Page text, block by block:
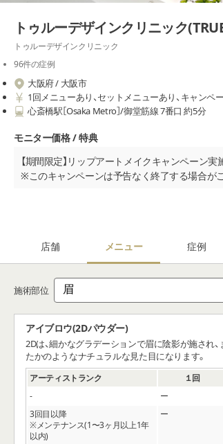
トゥルーデザインクリニック
トゥルーデザインクリニック
96件の症例
大阪府 / 大阪市
1回メニューあり、セットメニューあり、キャンペ
心斎橋駅［Osaka Metro］/御堂筋線 7番口 約5分
モニター価格 / 特典
【期間限定】リップアートメイクキャンペーン実
※このキャンペーンは予告なく終了する場合が
￥30,000
店舗 メニュー 症例
施術部位
アイブロウ(2Dパウダー)
2Dは、細かなグラデーションで眉に陰影が施され
たかのようなナチュラルな見た目になります。
アーティストランク １回
‐
3回目以降
※メンテナンス(1〜3ヶ月以上1年
以内)